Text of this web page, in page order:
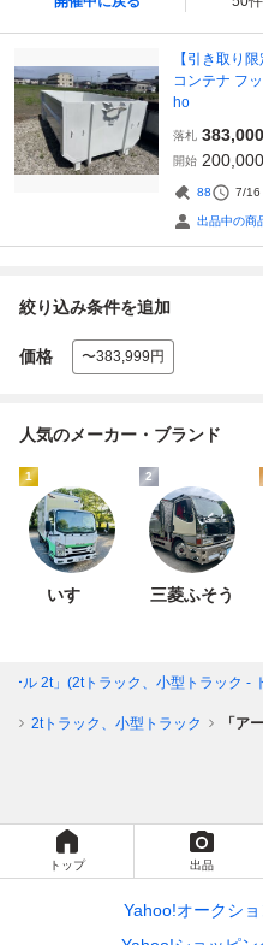
【引き取り
コンテナ フ
ho
落札 383,000
開始 200,000
88 7/16
出品中の商
絞り込み条件を追加
価格 〜383,999円
人気のメーカー・ブランド
1
いすゞ
2
三菱ふそう
ール 2t」(2tトラック、小型トラック -
2tトラック、小型トラック 「ア
トップ 出品
Yahoo!オークショ